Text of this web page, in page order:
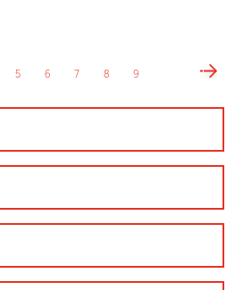
5 6 7 8 9